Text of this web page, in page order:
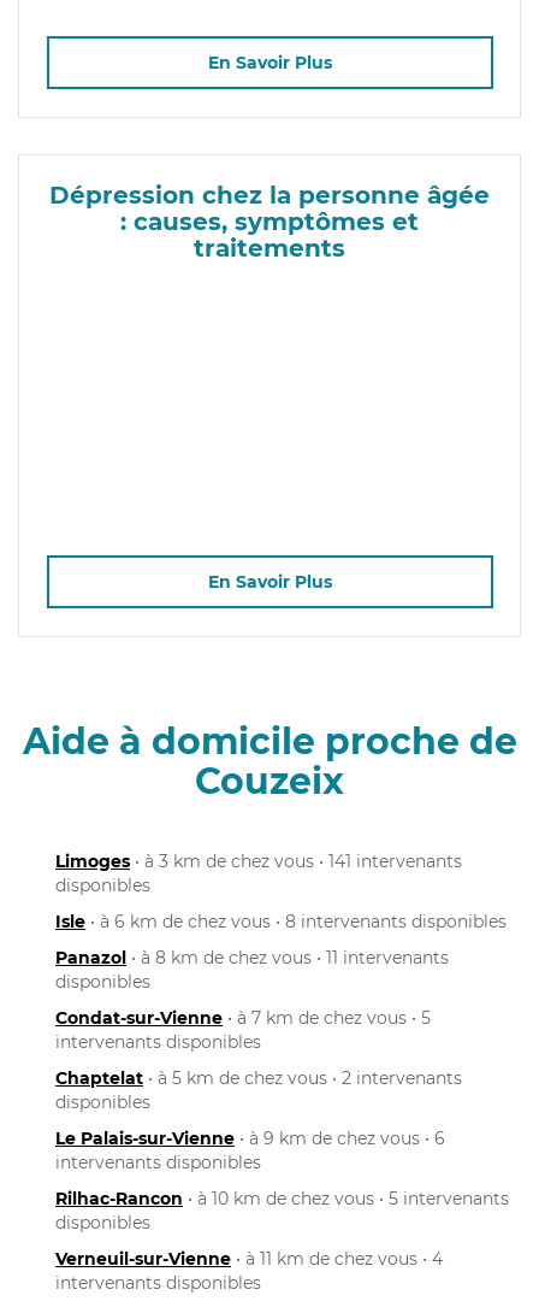
En Savoir Plus
Dépression chez la personne âgée
: causes, symptômes et
traitements
En Savoir Plus
Aide à domicile proche de
Couzeix
Limoges • à 3 km de chez vous • 141 intervenants
disponibles
Isle • à 6 km de chez vous • 8 intervenants disponibles
Panazol • à 8 km de chez vous • 11 intervenants
disponibles
Condat-sur-Vienne • à 7 km de chez vous • 5
intervenants disponibles
Chaptelat • à 5 km de chez vous • 2 intervenants
disponibles
Le Palais-sur-Vienne • à 9 km de chez vous • 6
intervenants disponibles
Rilhac-Rancon • à 10 km de chez vous • 5 intervenants
disponibles
Verneuil-sur-Vienne • à 11 km de chez vous • 4
intervenants disponibles